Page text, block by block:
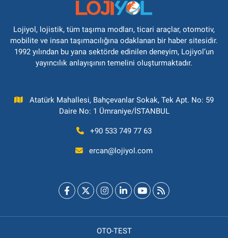
Lojiyol, lojistik, tüm taşıma modları, ticari araçlar, otomotiv,
mobilite ve insan taşımacılığına odaklanan bir haber sitesidir.
1992 yılından bu yana sektörde edinilen deneyim, Lojiyol’un
yayıncılık anlayışının temelini oluşturmaktadır.
Atatürk Mahallesi, Bahçevanlar Sokak, Tek Apt. No: 59
Daire No: 1 Ümraniye/İSTANBUL
+90 533 749 77 63
ercan@lojiyol.com
OTO-TEST